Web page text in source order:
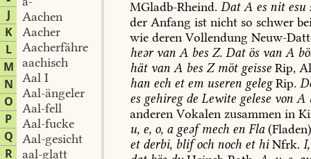
J
K
L
M
N
O
P
Q
R
Aachen
Aacher
Aacherfähre
aachisch
Aal I
Aal-ängeler
Aal-fell
Aal-fucke
Aal-gesicht
aal-glatt
MGladb-Rheind. DatA es nitesu
der Anfang ist nicht so schwer
wie deren Vollendung Neuw-
heərvan A bes Z. Datös van A
hätvan A bes Zmötgeisse Rip,
han ech etem useren gelegRip.
es gehiregde Lewite gelese von A
anderen Vokalen zusammen in
u, e, o, ageəfmech en Fla
etderbi, blifoch noch ethiNfrk. I,